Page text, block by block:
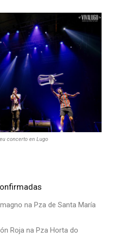
concerto en Lugo
na Pza de Santa María
Roja na Pza Horta do